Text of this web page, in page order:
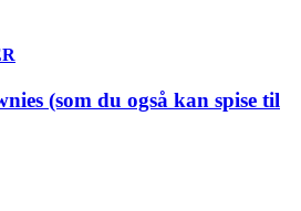
(som du også kan spise til